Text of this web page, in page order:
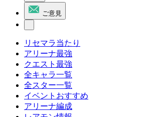
ご意見
リセマラ当たり
アリーナ最強
クエスト最強
全キャラ一覧
全スター一覧
イベントおすすめ
アリーナ編成